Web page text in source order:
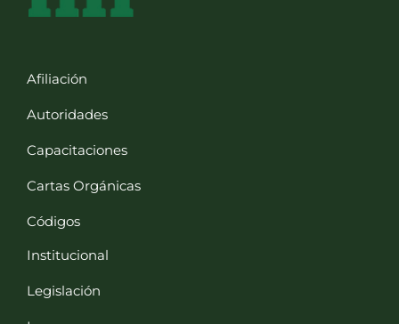
Afiliación
Autoridades
Capacitaciones
Cartas Orgánicas
Códigos
Institucional
Legislación